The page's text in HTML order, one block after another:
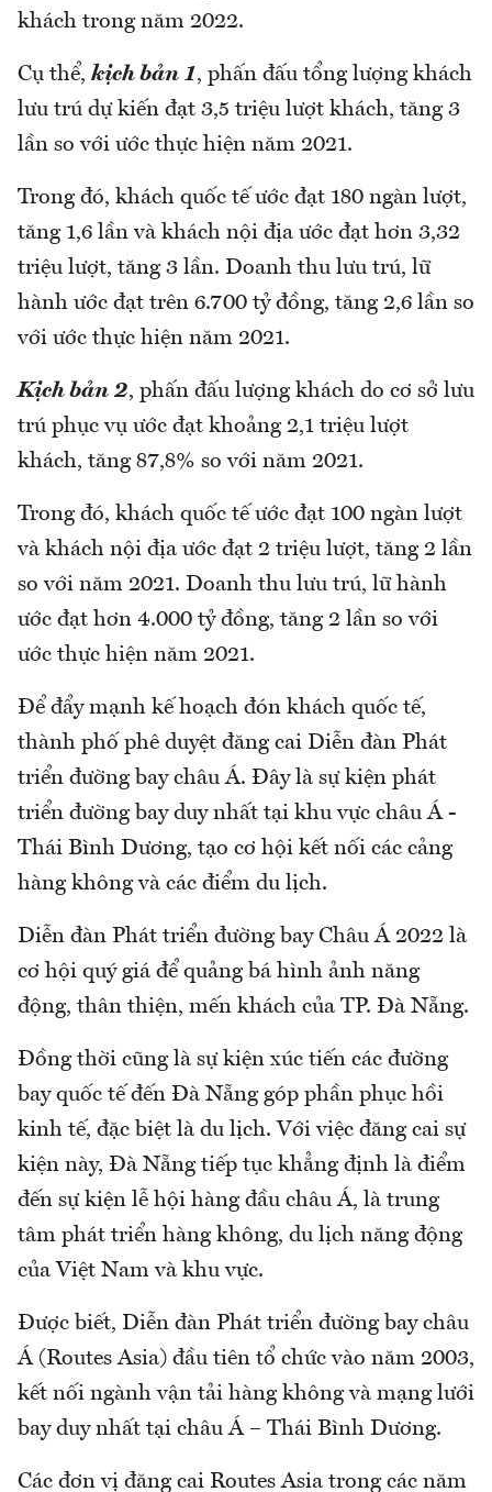
khách trong năm 2022.
Cụ thể, kịch bản 1, phấn đấu tổng lượng khách
lưu trú dự kiến đạt 3,5 triệu lượt khách, tăng 3
lần so với ước thực hiện năm 2021.
Trong đó, khách quốc tế ước đạt 180 ngàn lượt,
tăng 1,6 lần và khách nội địa ước đạt hơn 3,32
triệu lượt, tăng 3 lần. Doanh thu lưu trú, lữ
hành ước đạt trên 6.700 tỷ đồng, tăng 2,6 lần so
với ước thực hiện năm 2021.
Kịch bản 2, phấn đấu lượng khách do cơ sở lưu
trú phục vụ ước đạt khoảng 2,1 triệu lượt
khách, tăng 87,8% so với năm 2021.
Trong đó, khách quốc tế ước đạt 100 ngàn lượt
và khách nội địa ước đạt 2 triệu lượt, tăng 2 lần
so với năm 2021. Doanh thu lưu trú, lữ hành
ước đạt hơn 4.000 tỷ đồng, tăng 2 lần so với
ước thực hiện năm 2021.
Để đẩy mạnh kế hoạch đón khách quốc tế,
thành phố phê duyệt đăng cai Diễn đàn Phát
triển đường bay châu Á. Đây là sự kiện phát
triển đường bay duy nhất tại khu vực châu Á -
Thái Bình Dương, tạo cơ hội kết nối các cảng
hàng không và các điểm du lịch.
Diễn đàn Phát triển đường bay Châu Á 2022 là
cơ hội quý giá để quảng bá hình ảnh năng
động, thân thiện, mến khách của TP. Đà Nẵng.
Đồng thời cũng là sự kiện xúc tiến các đường
bay quốc tế đến Đà Nẵng góp phần phục hồi
kinh tế, đặc biệt là du lịch. Với việc đăng cai sự
kiện này, Đà Nẵng tiếp tục khẳng định là điểm
đến sự kiện lễ hội hàng đầu châu Á, là trung
tâm phát triển hàng không, du lịch năng động
của Việt Nam và khu vực.
Được biết, Diễn đàn Phát triển đường bay châu
Á (Routes Asia) đầu tiên tổ chức vào năm 2003,
kết nối ngành vận tải hàng không và mạng lưới
bay duy nhất tại châu Á – Thái Bình Dương.
Các đơn vị đăng cai Routes Asia trong các năm